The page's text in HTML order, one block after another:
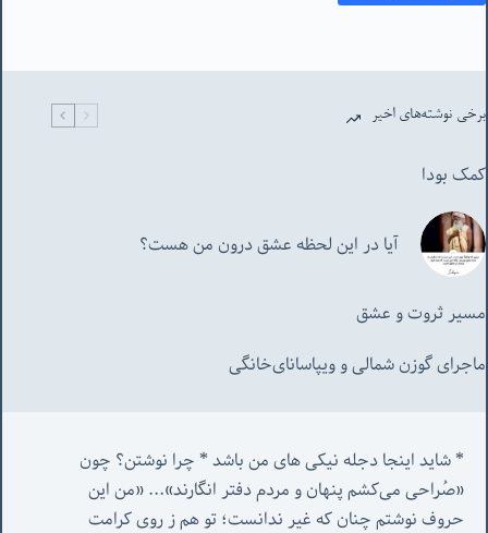
برخی نوشته‌های اخیر
کمک بودا
آیا در این لحظه عشق درون من هست؟
مسیر ثروت و عشق
ماجرای گوزن شمالی و‌ ویپاسانای‌خانگی
«صُراحی می‌کشم پنهان‌ و مردم‌ دفتر انگارند»... «